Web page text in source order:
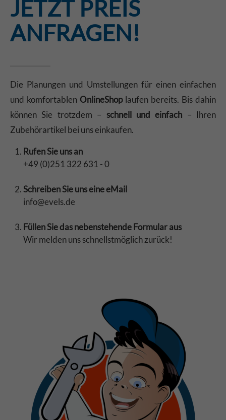
JETZT PREIS
ANFRAGEN!
Die Planungen und Umstellungen für einen einfachen
und komfortablen OnlineShoplaufen bereits. Bis dahin
können Sie trotzdem – schnell und einfach – Ihren
Zubehörartikel bei uns einkaufen.
Rufen Sie uns an
+49 (0)251 322 631 - 0
Schreiben Sie uns eine eMail
info@evels.de
Füllen Sie das nebenstehende Formular aus
Wir melden uns schnellstmöglich zurück!